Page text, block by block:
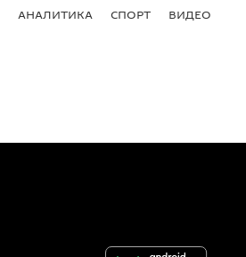
АНАЛИТИКА СПОРТ ВИДЕО